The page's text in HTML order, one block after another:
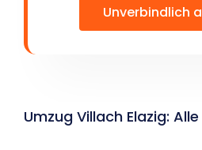
Unverbindlich
Umzug Villach Elazig: